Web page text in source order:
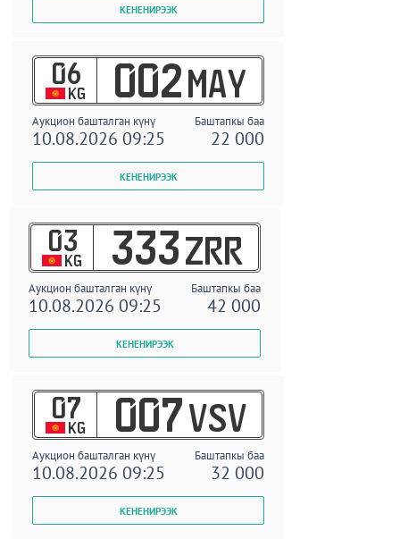
06
KG 002 MAY
Аукцион башталган күнү Баштапкы баа
10.08.2026 09:25 22 000
03
KG 333 ZRR
Аукцион башталган күнү Баштапкы баа
10.08.2026 09:25 42 000
07
KG 007 VSV
Аукцион башталган күнү Баштапкы баа
10.08.2026 09:25 32 000